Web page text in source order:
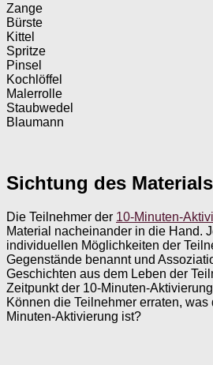
Zange
Bürste
Kittel
Spritze
Pinsel
Kochlöffel
Malerrolle
Staubwedel
Blaumann
Sichtung des Materials
Die Teilnehmer der 10-Minuten-
Material nacheinander in die Hand.
individuellen Möglichkeiten der
Gegenstände benannt und
Geschichten aus dem Leben der
Zeitpunkt der 10-Minuten-
Können die Teilnehmer erraten,
Minuten-Aktivierung ist?